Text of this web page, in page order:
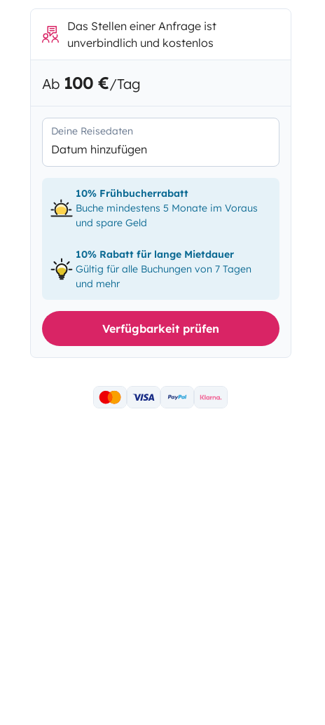
Das Stellen einer Anfrage ist
unverbindlich und kostenlos
Ab 100 €/Tag
Deine Reisedaten
Datum hinzufügen
10% Frühbucherrabatt
Buche mindestens 5 Monate im Voraus
und spare Geld
10% Rabatt für lange Mietdauer
Gültig für alle Buchungen von 7 Tagen
und mehr
Verfügbarkeit prüfen